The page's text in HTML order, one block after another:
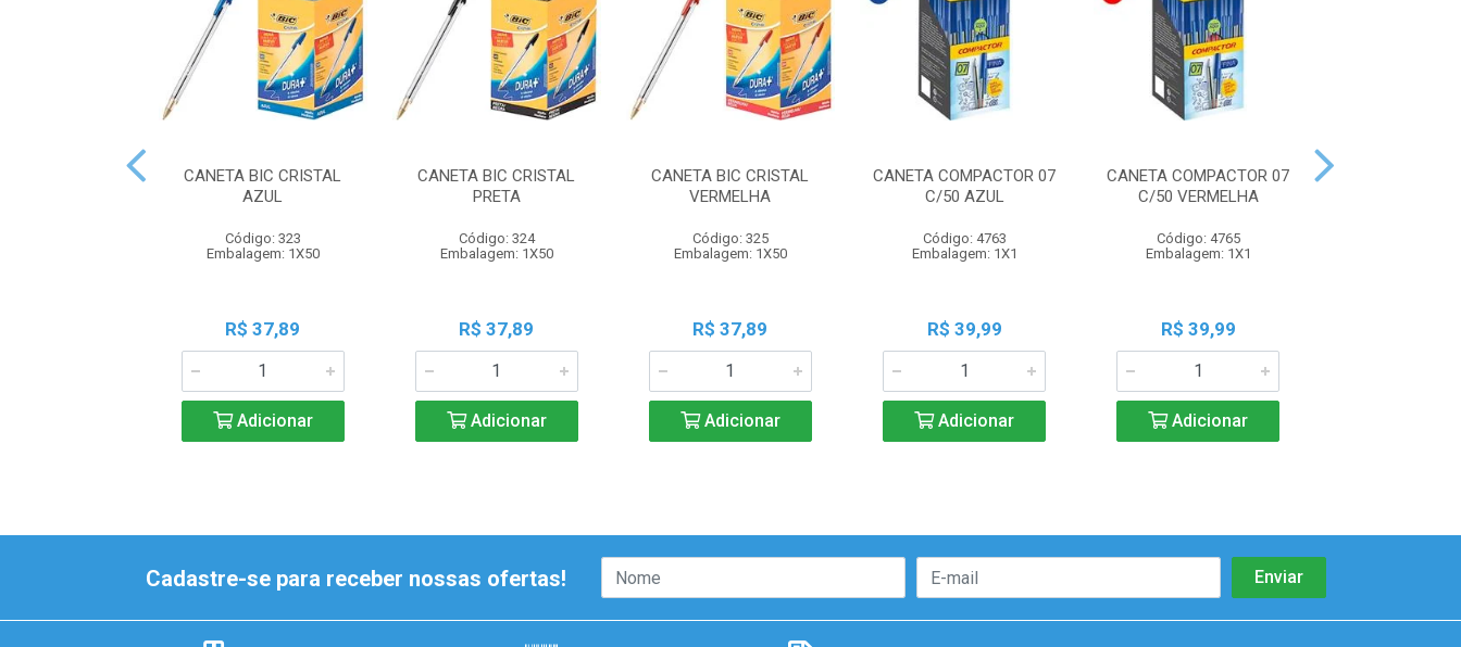
CANETA BIC CRISTAL
AZUL
Código: 323
Embalagem: 1X50
R$ 37,89
Adicionar
CANETA BIC CRISTAL
PRETA
Código: 324
Embalagem: 1X50
R$ 37,89
Adicionar
CANETA BIC CRISTAL
VERMELHA
Código: 325
Embalagem: 1X50
R$ 37,89
Adicionar
CANETA COMPACTOR 07
C/50 AZUL
Código: 4763
Embalagem: 1X1
R$ 39,99
Adicionar
CANETA COMPACTOR 07
C/50 VERMELHA
Código: 4765
Embalagem: 1X1
R$ 39,99
Adicionar
Cadastre-se para receber nossas ofertas!